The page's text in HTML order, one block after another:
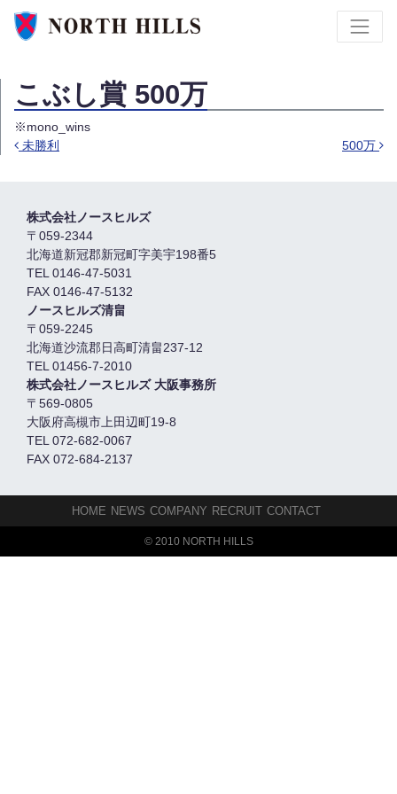
こぶし賞 500万
※mono_wins
未勝利 500万
株式会社ノースヒルズ
〒059-2344
北海道新冠郡新冠町字美宇198番5
TEL 0146-47-5031
FAX 0146-47-5132
ノースヒルズ清畠
〒059-2245
北海道沙流郡日高町清畠237-12
TEL 01456-7-2010
株式会社ノースヒルズ 大阪事務所
〒569-0805
大阪府高槻市上田辺町19-8
TEL 072-682-0067
FAX 072-684-2137
HOME NEWS COMPANY RECRUIT CONTACT
© 2010 NORTH HILLS